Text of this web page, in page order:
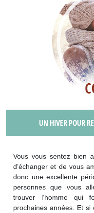
UN HIVER POUR
Vous vous sentez bien
d’échanger et de vous
donc une excellente
personnes que vous
trouver l’homme qui
prochaines années. Et si